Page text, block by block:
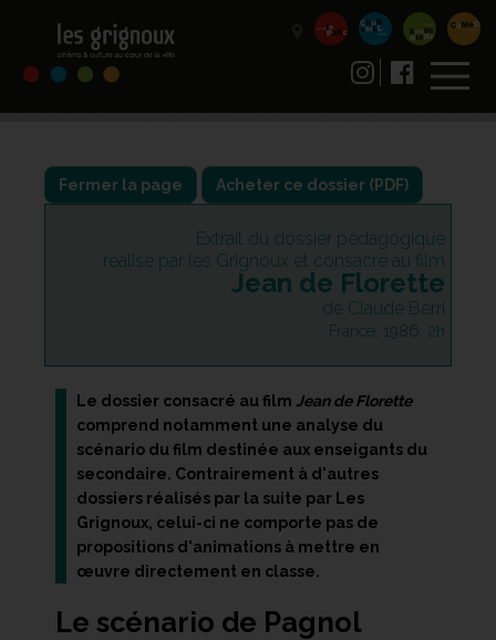
Fermer la page
Extrait du dossier pédagogique
réalisé par les Grignoux et consacré au film
Jean de Florette
de Claude Berri
France, 1986, 2h
Le dossier consacré au film Jean de Florette
comprend notamment une analyse du
scénario du film destinée aux enseigants du
secondaire. Contrairement à d'autres
dossiers réalisés par la suite par Les
Grignoux, celui-ci ne comporte pas de
propositions d'animations à mettre en
œuvre directement en classe.
Le scénario de Pagnol